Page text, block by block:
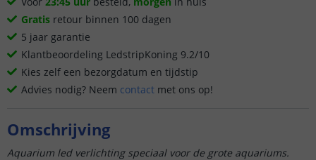
Gratis retour binnen 100 dagen
5 jaar garantie
Klantbeoordeling LedstripKoning 9.2/10
Kies zelf een bezorgdatum en tijdstip
Advies nodig? Neem contact met ons op!
Omschrijving
Aquarium led verlichting speciaal voor de grote aquariums.